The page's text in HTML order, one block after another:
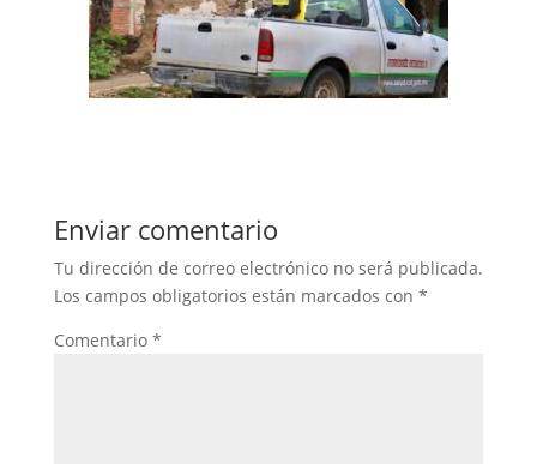
Enviar comentario
Tu dirección de correo electrónico no será publicada.
Los campos obligatorios están marcados con *
Comentario *